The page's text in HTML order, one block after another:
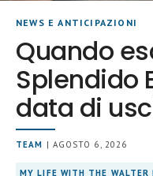
NEWS E ANTICIPAZIONI
Quando
Splendido
data di
TEAM | AGOSTO 6, 2026
MY LIFE WITH THE WALTER